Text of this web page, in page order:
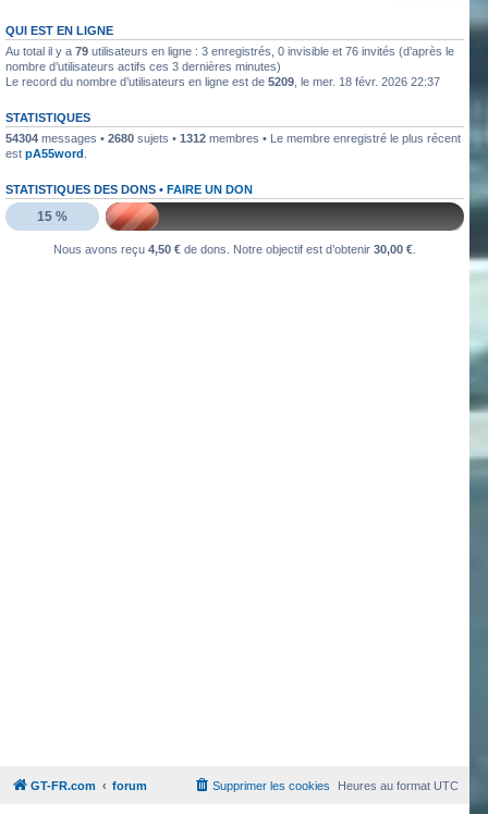
labbethoven•18 mars 2024, 18:32
Hello, des fans d'Alsace Village ? C'est quoi votre record avec une
550PP à peu près ?
QUI EST EN LIGNE
Au total il y a 79 utilisateurs en ligne : 3 enregistrés, 0 invisible et 76 invités (d’après le
nombre d’utilisateurs actifs ces 3 dernières minutes)
Le record du nombre d’utilisateurs en ligne est de 5209 , le mer. 18 févr. 2026 22:37
STATISTIQUES
54304 messages • 2680 sujets • 1312 membres • Le membre enregistré le plus récent
est pA55word
STATISTIQUES DES DONS • FAIRE UN DON
15 %
Nous avons reçu4,50 € de dons. Notre objectif est d’obtenir30,00 €
GT-FR.com forum Heures au formatUTC
Supprimer les cookies